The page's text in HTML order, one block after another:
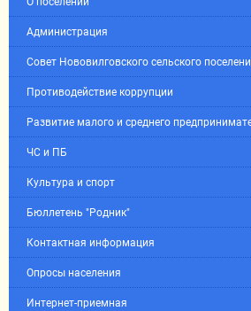
Администрация
Совет Нововилговского сельского
Противодействие коррупции
Развитие малого и среднего
ЧС и ПБ
Культура и спорт
Бюллетень "Родник"
Контактная информация
Опросы населения
Интернет-приемная